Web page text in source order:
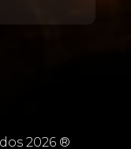
2026 ®